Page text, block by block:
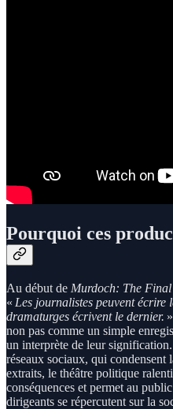
Pourquoi ces
Au début de Murdoch: The
« Les journalistes peuvent écrire
dramaturges écrivent le dernier.
non pas comme un simple
un interprète de leur
réseaux sociaux, qui condensent
extraits, le théâtre politique
conséquences et permet au
dirigeants se répercutent sur la